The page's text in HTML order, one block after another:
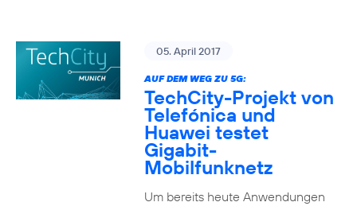
05. April 2017
AUF DEM WEG ZU 5G:
TechCity-Projekt von
Telefónica und
Huawei testet
Gigabit-
Mobilfunknetz
Um bereits heute Anwendungen